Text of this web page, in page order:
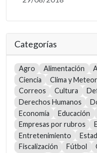
Categorías
Agro Alimentación
Ciencia
Clima y
Correos
Cultura
Derechos Humanos
Economía
Educación
Empresas por rubros
Entretenimiento
Fiscalización
Fútbol